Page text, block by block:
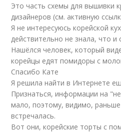
Это часть схемы для вышивки
дизайнеров (см. активную
Я не интересуюсь корейской
действительно не знала, что и
Нашёлся человек, который
корейцы едят помидоры с
Спасибо Кате
Я решила найти в Интернете
Признаться, информации на
мало, поэтому, видимо,
встречалась.
Вот они, корейские торты с